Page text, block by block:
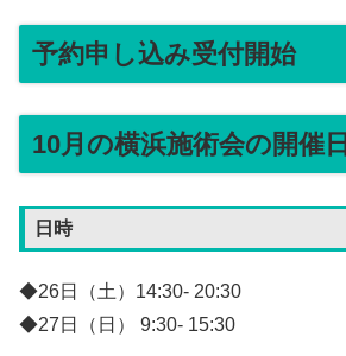
予約申し込み受付開始
10月の横浜施術会の開催日
日時
◆26日（土）14:30- 20:30
◆27日（日） 9:30- 15:30